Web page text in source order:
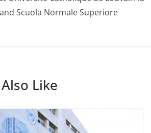
Scuola Normale Superiore
Like